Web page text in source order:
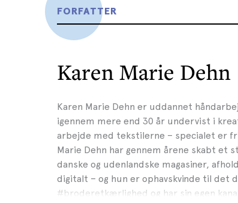
FORFATTER
Karen Marie Dehn
Karen Marie Dehn er uddannet
igennem mere end 30 år undervist i
arbejde med tekstilerne – specialet er
Marie Dehn har gennem årene skabt et
danske og udenlandske magasiner,
digitalt – og hun er ophavskvinde til det
#broderetkærlighed og har sin egen